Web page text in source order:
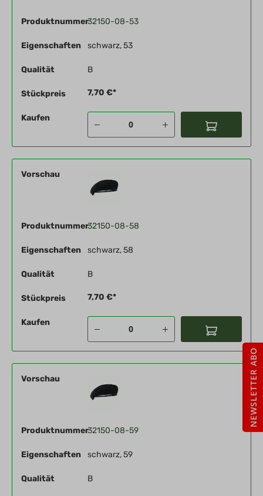
Produktnummer32150-08-53
Eigenschaften schwarz, 53
Qualität B
Stückpreis 7,70 €*
Kaufen
Vorschau
Produktnummer32150-08-58
Eigenschaften schwarz, 58
Qualität B
Stückpreis 7,70 €*
Kaufen
Vorschau
Produktnummer32150-08-59
Eigenschaften schwarz, 59
Qualität B
NEWSLETTER ABO